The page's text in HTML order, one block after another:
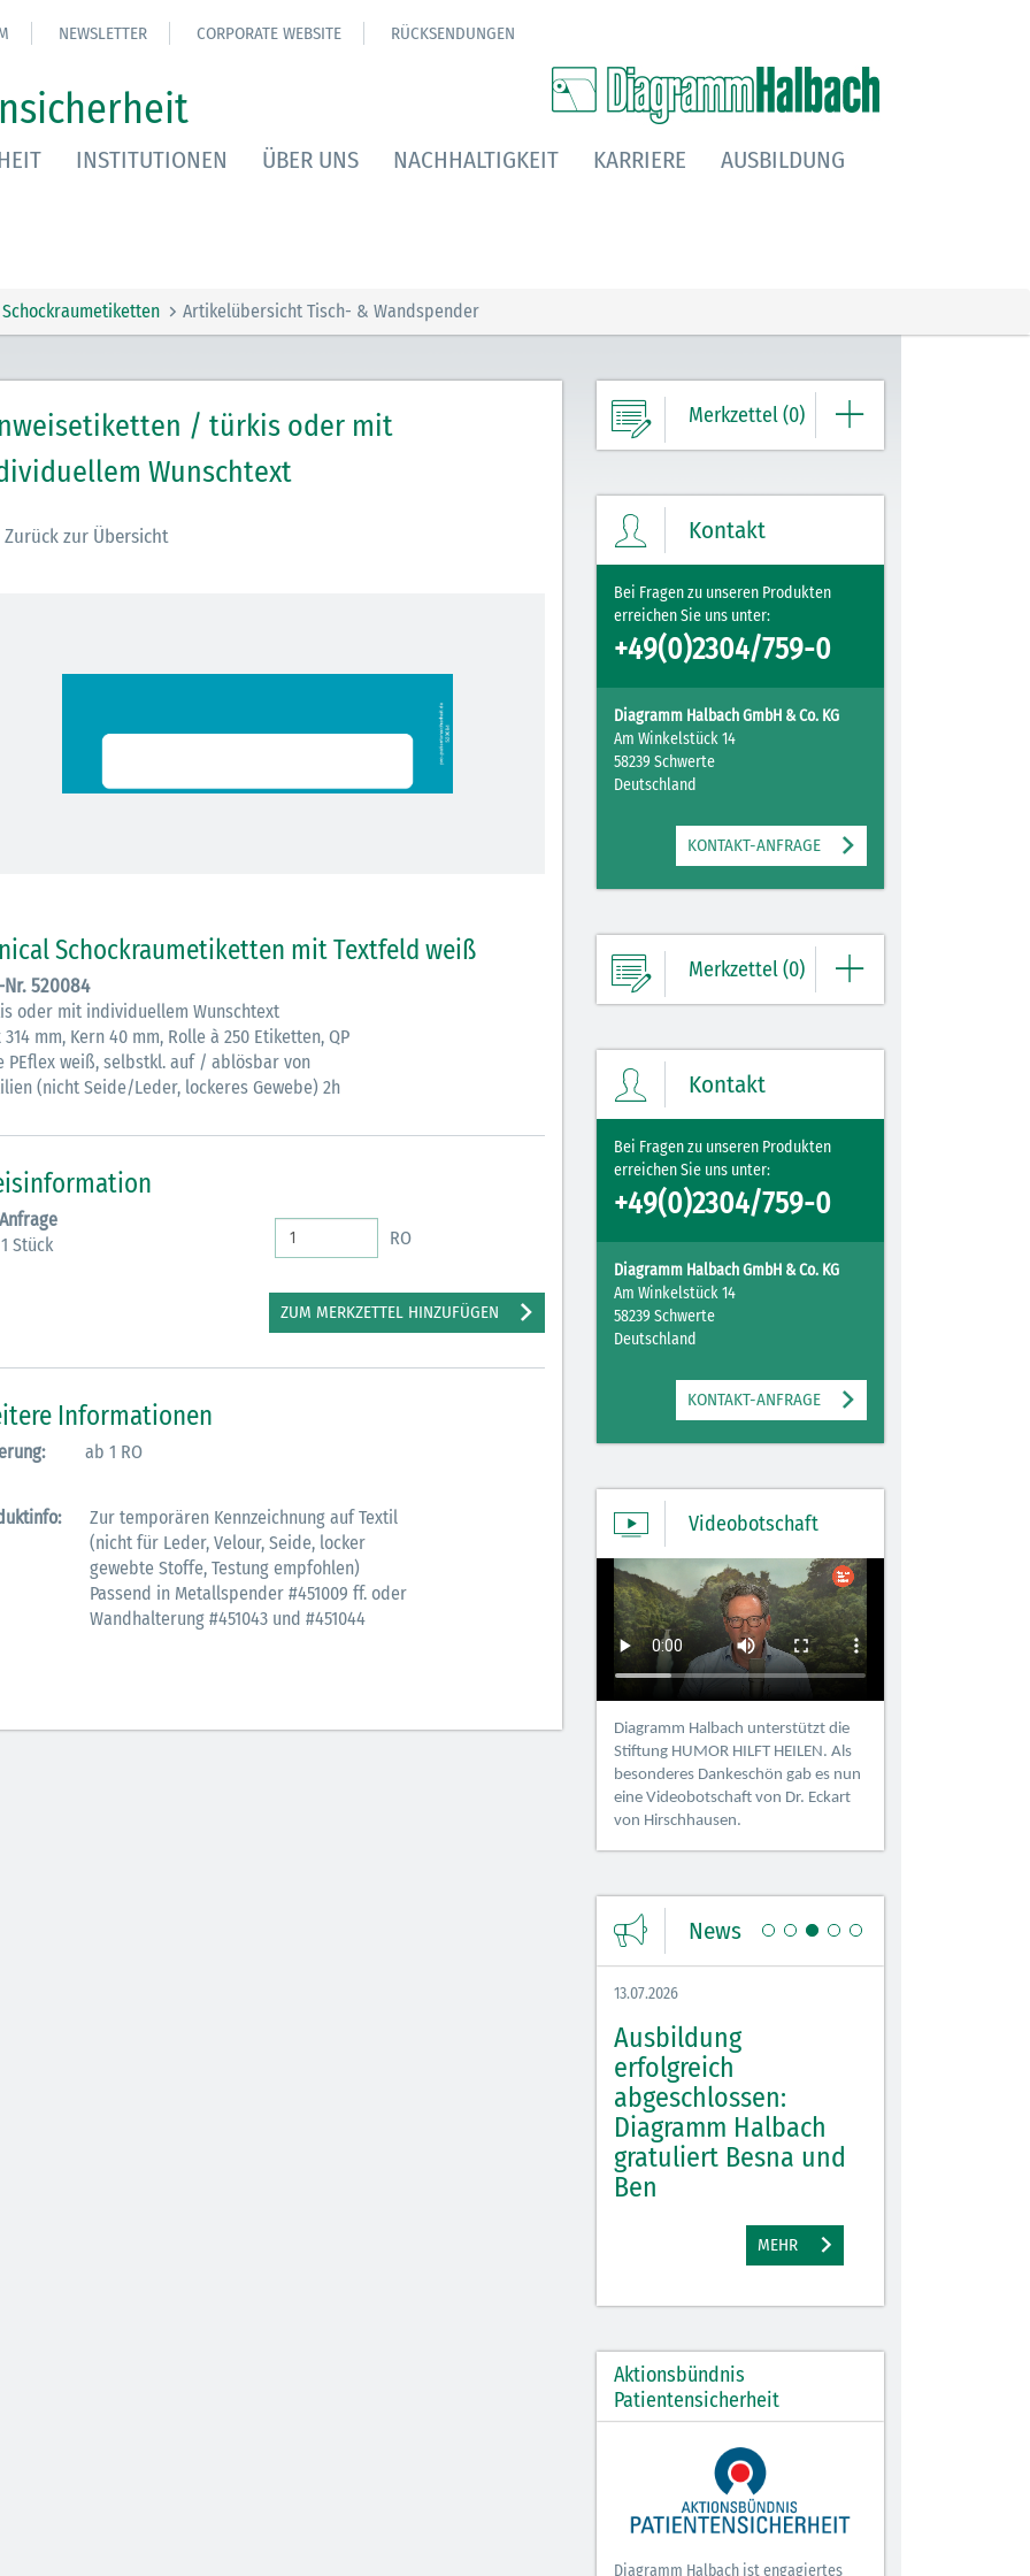
NEWSLETTER CORPORATE WEBSITE RÜCKSENDUNGEN
INSTITUTIONEN ÜBER UNS NACHHALTIGKEIT KARRIERE AUSBILDUNG
Schockraumetiketten Artikelübersicht Tisch- & Wandspender
/ türkis oder mit
Wunschtext
Zurück zur Übersicht
Schockraumetiketten mit Textfeld weiß
520084
oder mit individuellem Wunschtext
314 mm, Kern 40 mm, Rolle à 250 Etiketten, QP
PEflex weiß, selbstkl. auf / ablösbar von
(nicht Seide/Leder, lockeres Gewebe) 2h
Stück
RO
ZUM MERKZETTEL HINZUFÜGEN
Informationen
ab 1 RO
Zur temporären Kennzeichnung auf Textil
(nicht für Leder, Velour, Seide, locker
gewebte Stoffe, Testung empfohlen)
Passend in Metallspender #451009 ff. oder
Wandhalterung #451043 und #451044
Merkzettel (0)
Einträge.
ZUM MERKZETTEL
Kontakt
Bei Fragen zu unseren Produkten
erreichen Sie uns unter:
+49(0)2304/759-0
Diagramm Halbach GmbH & Co. KG
Am Winkelstück 14
58239 Schwerte
Deutschland
KONTAKT-ANFRAGE
Merkzettel (0)
Einträge.
ZUM MERKZETTEL
Kontakt
Bei Fragen zu unseren Produkten
erreichen Sie uns unter:
+49(0)2304/759-0
Diagramm Halbach GmbH & Co. KG
Am Winkelstück 14
58239 Schwerte
Deutschland
KONTAKT-ANFRAGE
Videobotschaft
Diagramm Halbach unterstützt die
Stiftung HUMOR HILFT HEILEN. Als
besonderes Dankeschön gab es nun
eine Videobotschaft von Dr. Eckart
von Hirschhausen.
News
13.07.2026
Ausbildung
erfolgreich
abgeschlossen:
Diagramm Halbach
gratuliert Besna und
Ben
MEHR
Aktionsbündnis
Patientensicherheit
Diagramm Halbach ist engagiertes